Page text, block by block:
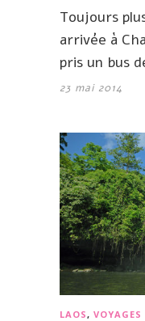
Toujours
arrivée à
pris un bus
23 mai 2014
LAOS, VOYAGES